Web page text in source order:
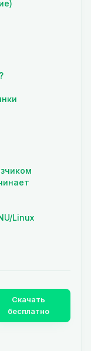
Linux
Скачать
бесплатно